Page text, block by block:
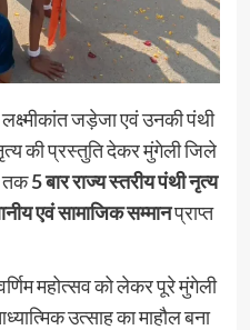
जड़ेजा एवं उनकी पंथी
की प्रस्तुति देकर मुंगेली जिले
तक5 बार राज्य स्तरीय पंथी नृत्य
एवं सामाजिक सम्मानप्राप्त
महोत्सव को लेकर पूरे मुंगेली
उत्साह का माहौल बना